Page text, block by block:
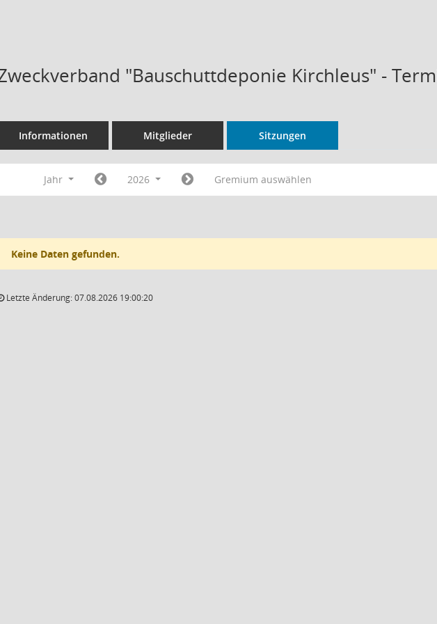
navigation
"Bauschuttdeponie Kirchleus" -
Informationen Mitglieder Sitzungen
Jahr 2026 Gremium auswählen
Keine Daten gefunden.
Letzte Änderung: 07.08.2026 19:00:20